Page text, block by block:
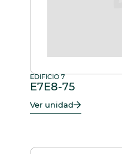
EDIFICIO 7
E7E8-75
Ver unidad